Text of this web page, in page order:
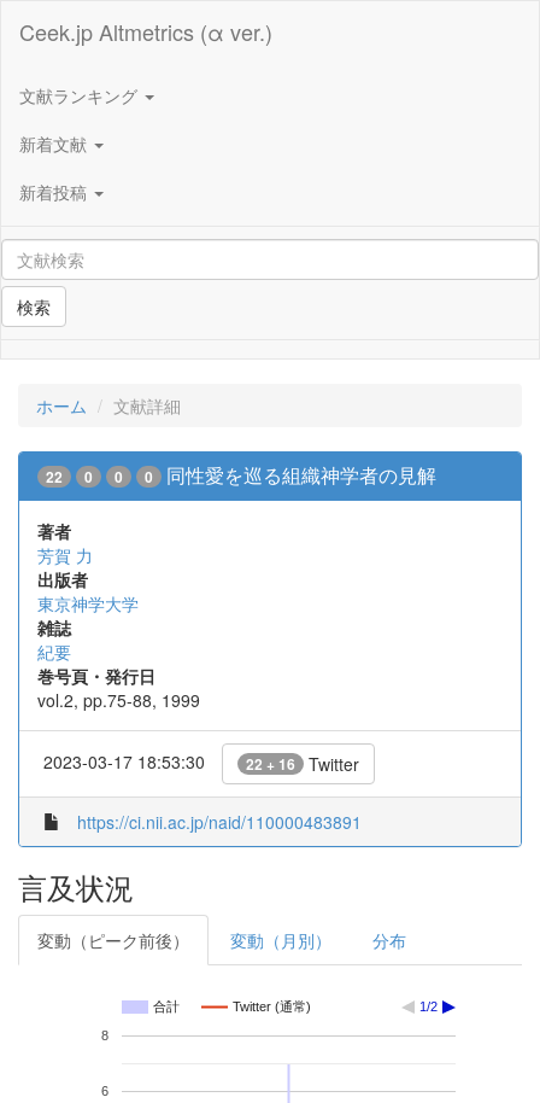
Ceek.jp Altmetrics (α ver.)
文献ランキング
新着文献
新着投稿
検索
ホーム 文献詳細
22 0 0 0 同性愛を巡る組織神学者の見解
著者
芳賀 力
出版者
東京神学大学
雑誌
紀要
巻号頁・発行日
vol.2, pp.75-88, 1999
2023-03-17 18:53:30 22 + 16 Twitter
https://ci.nii.ac.jp/naid/110000483891
言及状況
変動（ピーク前後） 変動（月別） 分布
合計 Twitter (通常) 1/2
6
8